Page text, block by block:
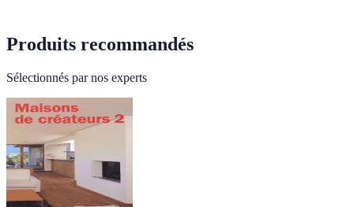
Produits recommandés
Sélectionnés par nos experts